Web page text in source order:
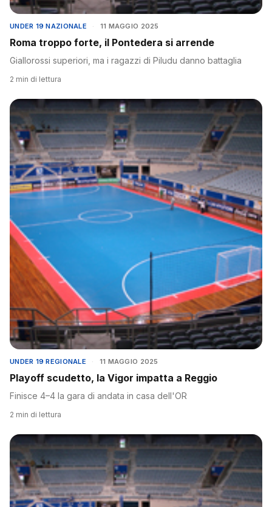
UNDER 19 NAZIONALE · 11 MAGGIO 2025
Roma troppo forte, il Pontedera si arrende
Giallorossi superiori, ma i ragazzi di Piludu danno battaglia
2 min di lettura
UNDER 19 REGIONALE · 11 MAGGIO 2025
Playoff scudetto, la Vigor impatta a Reggio
Finisce 4–4 la gara di andata in casa dell'OR
2 min di lettura